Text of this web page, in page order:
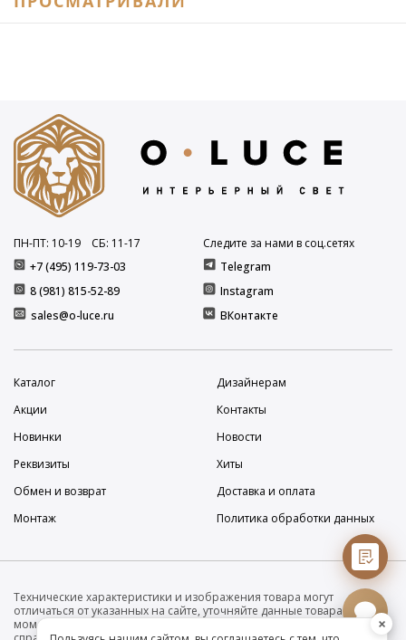
+7 (495) 119-73-03
8 (981) 815-52-89
ПН-ПТ: 10-19 СБ: 11-17
sales@o-luce.ru
Следите за нами в соц.сетях
Telegram
Instagram
ВКонтакте
Каталог
Дизайнерам
Акции
Контакты
Новинки
Новости
Реквизиты
Хиты
Обмен и возврат
Доставка и оплата
Монтаж
Политика обработки данных
Технические характеристики и изображения товара могут
отличаться от указанных на сайте, уточняйте данные товара на
момент покупки и оплаты. Вся информация на сайте о товарах носит
×